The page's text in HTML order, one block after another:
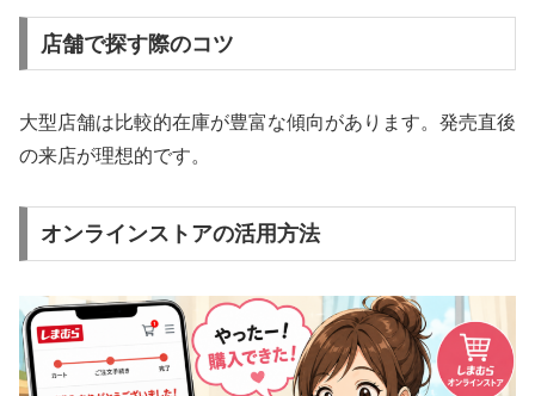
店舗で探す際のコツ
大型店舗は比較的在庫が豊富な傾向があります。発売直後
の来店が理想的です。
オンラインストアの活用方法